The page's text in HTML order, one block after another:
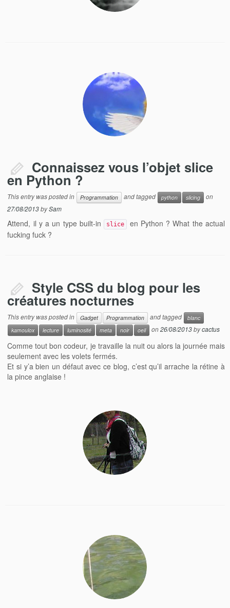
Connaissez vous l’objet slice
en Python ?
This entry was posted in Programmation and tagged python slicing
on
27/08/2013bySam
Attend, il y a un type built-in slice
en Python ? What the actual
fucking fuck ?
Style CSS du blog pour les
créatures nocturnes
This entry was posted in Gadget Programmation and tagged
blanc
kamoulox
lecture luminosité meta noir oeil on26/08/2013bycactus
Comme tout bon codeur, je travaille la nuit ou alors la journée mais
seulement avec les volets fermés.
Et si y’a bien un défaut avec ce blog, c’est qu’il arrache la rétine à
la pince anglaise !